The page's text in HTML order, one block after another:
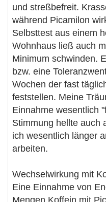
und streßbefreit.
während Picamilon
Selbsttest aus einem
Wohnhaus ließ auch
Minimum schwinden.
bzw. eine
Wochen der fast
feststellen. Meine
Einnahme wesentlich
Stimmung hellte auch
ich wesentlich länger
arbeiten.
Wechselwirkung mit
Eine Einnahme von
Mengen Koffein mit